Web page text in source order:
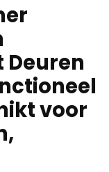
Deuren
voor